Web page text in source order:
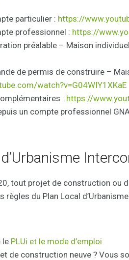
particulier : https://
professionnel : https://
préalable – Maison
de permis de construire –
watch?v=G04WIY1XKaE
: https://
un compte professionnel
tout projet de construction ou
règles du Plan Local
le PLUi et le mode d’emploi
de construction neuve ? Vous